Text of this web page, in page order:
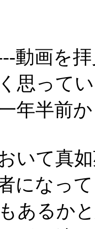
動画を
思って
年半前
いて真
になっ
あるか